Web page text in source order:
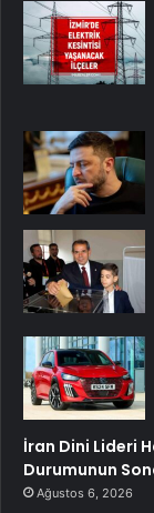
İran Dini Lideri
Durumunun
Ağustos 6, 2026